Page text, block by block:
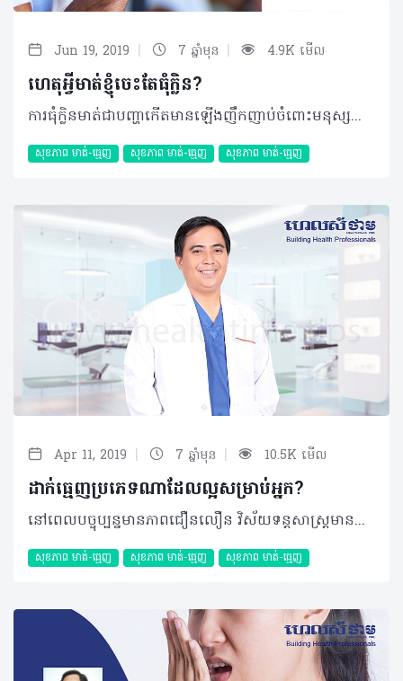
Jun 19, 2019 | 7 ឆ្នាំមុន | 4.9K មើល
ហេតុអ្វីមាត់ខ្ញុំចេះតែធុំក្លិន?
ការធុំក្លិនមាត់ជាបញ្ហាកើតមានឡើងញឹកញាប់ចំពោះមនុស្សគ្រប់វ័យទាំងអស់ ហើយដោយសារតែក្លិនមាត់នេះបានធ្វើឲ្យអ្នកមានអារម្មណ៍ខ្មាសអៀន និងពិបាកក្នុងការទំនាក់ទំនងជាមួយមនុស្សនៅជុំវិញខ្លួន។ សំណួរ៖ ខ្ញុំមានអាយុ ៣២ឆ្នាំ ភេទប្រុស រស់នៅទីក្រុងភ្នំពេញ។ ពេលខ្ញុំបាទនិយាយស្តីជាមួយអ្នកដទៃហាក់ដូចជាគ្មានទំនុកចិត្តលើខ្លួនឯងសោះព្រោះពេលនិយាយម្តងៗមាត់ខ្លួនឯងមានក្លិនមិនល្អហើយខ្លាចជះក្លិនដល់អ្នកដទៃ។ តើលោកទន្តបណ្ឌិតអាចជម្រាបបានទេថា តើក្លិនមាត់មិនល្អនេះបណ្តាលមកពីមូលហេតុអ្វី ហើយតើព្យាបាលតាមវិធីណា? ចម្លើយ៖ ក្លិនមាត់មិនល្អបណ្តាលមកពីកត្តាជាច្រើន ប៉ុន្តែក៏មានចំណុចមួយចំនួនគួរឲ្យចាប់អារម្មណ៍ដូចជា៖ • ការដុសសម្អាតធ្មេញមិនបានត្រឹមត្រូវស្អាតល្អ។ ការបន្សល់ទុកនូវកាកសំណល់អាហារនៅលើផ្ទៃនៃគល់អណ្តាតនៅតាមចន្លោះធ្មេញ និងដក់ក្រោមអញ្ចាញធ្មេញ • មានធ្មេញខូចច្រើននៅក្នុងមាត់ • មានធ្មេញដែលដាក់ពីមុនជ្រាបទឹក • មានជំងឺបំពង់ក ឬសួត • ការជក់បារី ឬប្រើប្រាស់គ្រឿងស្រវឹងច្រើនហួសប្រមាណ • ស្រេ្តស និងការធុញថប់ • ការខ្សោះជាតិទឹក • ដំបៅមាត់រុំារ៉ៃ ឬដំបៅអណ្តាត • ជំងឺរលាកប្រព័ន្ធរំលាយអាហារផងដែរ។ ដូច្នេះ ប្អូនគួរមកជួបពិនិត្យ និងពិគ្រោះជាមួយទន្តបណ្ឌិតជំនាញដើម្បីធ្វើរោគវិនិច្ឆ័យ និងមានផែនការព្យាបាលឲ្យបានត្រឹមត្រូវ។ បកស្រាយដោយ៖ ទន្តបណ្ឌិត សុខ ជា អគ្គនាយកមន្ទីរព្យាបាលមាត់ធ្មេញ សុខ ជា និងជាសាស្ត្រាចារ្យនៅសាកលវិទ្យាល័យវិទ្យាសាស្រ្តសុខាភិបាល អត្ថបទ៖​ ដកស្រង់ចេញពីទស្សនាវដ្ដី ហេលស៍ថាម ប្រូ លេខ ៨០ ©2019 រក្សាសិទ្ធិគ្រប់យ៉ាង​ដោយ Healthtime Corporation ចំពោះគ្រប់អត្ថបទដោយគ្មានផ្នែកណាមួយត្រូវបោះពុម្ពផ្សាយចូលប្រព័ន្ធអុីនធឺណែតឧបករណ៍អេឡិចត្រូនិកអាត់ជាសំឡេងឬថតចំលងគ្រប់រូបភាពដោយគ្មានការអនុញ្ញាតឡើយ
សុខភាព​​ មាត់-ធ្មេញ សុខភាព​​ មាត់-ធ្មេញ សុខភាព​​ មាត់-ធ្មេញ
Apr 11, 2019 | 7 ឆ្នាំមុន | 10.5K មើល
ដាក់ធ្មេញប្រភេទណាដែលល្អសម្រាប់អ្នក?
នៅពេលបច្ចុប្បន្នមានភាពជឿនលឿន ​វិស័យទន្តសាស្ត្រមានការរីកចម្រើន ​និងវិវឌ្ឍទៅរកអ្​វីដែលយើងតែងតែនិយមហៅថា “Technology of Digital” ឬយើងអាចធ្វើការកែតម្រូវ ទម្រង់ឆ្អឹងថ្គាមដោយបច្ចេកវិទ្យាទំនើបៗ។ នៅក្នុងនោះយើងសង្កេតឃើញការដាក់ធ្មេញឡើងវិញកំពុងតែឈានឡើង និងមានការចាប់អារម្មណ៍ច្រើនពីប្រជាជន។ ដោយឡែក វិស័យទន្តសាស្ត្រនៅប្រទេសកម្ពុជាយើងមានការរីកចម្រើន និងអភិវឌ្ឍន៍ខ្លាំងរហូតដល់មានប្រជាជនក្រៅស្រុកមកទទួលការព្យាបាល និងថែរក្សាមាត់ធ្មេញ។ ដោយហេតុនេះ ខ្ញុំសូមលើកបង្ហាញ និងពន្យល់បន្ថែមនូវប្រភេទធ្មេញដែលប្រជាជនតែងតែយកមកដាក់ដើម្បីបន្ថែមសោភ័ណភាព។ ប្រភេទធ្មេញដែលសម្រាប់ដាក់ញឹកញាប់មានដូចជា៖ 1. ប្រភេទធ្មេញលោហៈ (Metal Crown) ប្រភេទធ្មេញលោហៈមានច្រើនប្រភេទ Metal alloy ហើយប្រភេទដែលគេនិយមប្រើប្រាស់ជាងគេមាន ៣ប្រភេទរួមមានដូចជា៖ High-noble, Noble alloy និង Base metal alloy។ • Metal-noble និង Noble alloy សំដៅទៅលើមាស (Gold) ប៉ុន្តែមាសមានសភាពទន់ដូច្នេះគេបញ្ចូលនូវសារធាតុ Copper , Platinum, Palladium, Zinc, Indium និង Nickel។ ជាក់ស្តែង គេប្រើចំពោះធ្មេញខាងក្រោយ (ធ្មេញថ្គាម) ដោយវាប៉ះពាល់ទៅលើសោភ័ណភាព។ ដោយសារវាមានភាពរឹងមាំប្រើបានយូរ ហើយមិនត្រូវការកម្រាស់ធ្មេញច្រើន (០,៥ ទៅ១មិល្លីម៉ែត្រ) ប៉ុន្តែវាមានភាពប៉ះពាល់ទៅលើកំណាំធ្មេញម្ខាង (Trauma) ទៀតនៅពេលខាំកល់។ វាមានភាពរឹងតែត្រូវការកែតម្រូវនិងខាត់ឲ្យរលោងឲ្យមានសភាពងាយស្រួល ចំណេញពេលវេលារបស់អ្នកជំងឺ។ • Base Metal alloy ធ្មេញប្រភេទបែបនេះមិនសូវមានច្រើន ឬប្រើប៉ុន្មានទេ។ នៅពេលប្រៀបធៀបជាមួយ High-noble និង Noble វាមានភាពរឹងខ្លាំងដែលអាចឆាបកម្រាស់ធ្មេញបានតិច (០,២ ទៅ០,៥មិល្លីម៉ែត្រ) បាន។ វាមានសភាពរឹងខ្លាំងពិបាកកែតម្រូវ និងមានភាពលំបាកចំពោះអ្នកជំងឺ Allergy និង Nickel ។ 2. ប្រភេទធ្មេញ Titanium ចំពោះប្រភេទធ្មេញ Titanium វិញមានសភាពប្រហាក់ប្រហែលនឹង Biocompatible របស់មនុស្ស។ • Metal Ceramic វាត្រូវបានប្រើប្រាស់ជាយូរមកហើយ ប៉ុន្តែយើងសង្កេតឃើញថាវាងាយទទួលរងប្រតិកម្មជាមួយនឹងអញ្ចាញធ្មេញបំផុត។ មិនត្រឹមតែប៉ុណ្ណោះគេកំណត់ឃើញអ្នកជំងឺអាចរលាក (Sensible) ឬខ្មៅអញ្ចាញធ្មេញផងដែរ។ • Nickel-Free Ceramic ជាទូទៅត្រូវបានគេដឹងថាវាមិនមានប្រតិកម្មជាមួយអញ្ចាញធ្មេញនោះទេ គេប្រើប្រាស់វាសម្រាប់ជំនួសធ្មេញដែលខូចខាតដើម្បីបង្កើតនូវមុខងារសោភ័ណភាព និងរចនាសម្ព័ន្ធរបស់ធ្មេញឡើងវិញ ព្រមទាំងមានតម្លៃដែលអាចទទួលយកបាន។ • Titanium Ceramic វាមានសភាពល្អប្រហាក់ប្រហែលនឹងសរីរៈដែលនៅជុំវិញធ្មេញ ប៉ុន្តែវាមានតម្លៃថ្លៃ ហើយត្រូវបានគេប្រើប្រាស់ច្រើន ចំពោះអ្នកជំងឺដែលប្រតិកម្មជាមួយ Nickel ។ • Gold Ceramic វាត្រូវបានប្រើប្រាស់លើសពី ៤០០០ឆ្នាំ ហើយវាលាយជាមួយសារធាតុដទៃដូចជា Palladium, Nickel ឬ Chronium ដែលជួយបង្កើនភាពរឹងមាំ និងកាត់បន្ថយតម្លៃ។ វាមានសភាពល្អដោយកាត់បន្ថយនូវអាល្លែកហ្ស៊ីបានច្រើន។ 3. Zirconium Teeth ធ្មេញប្រភេទ Zirconium បង្កើតឡើងដោយ Zirconium dioxide (ZrO2) ដែលមានសភាពរឹងមាំ ហើយត្រូវបានរកឃើញដោយជនជាតិអាល្លឺម៉ង់ឈ្មោះM.H Klaproth នៅក្នុងឆ្នាំ ១៧៨៩។ ដោយឡែក នៅឆ្នាំ ១៩៦០ ធ្មេញប្រភេទ Zirconium ត្រូវបានប្រើប្រាស់នៅក្នុងវិស័យវេជ្ជសាស្រ្ត ហើយទសវត្សរ៍ ១៩៩០ ធ្មេញប្រភេទនេះត្រូវបានគេដាក់ប្រើប្រាស់នៅក្នុងវិស័យទន្តសាស្រ្តផងដែរ។ ជាក់ស្តែងចំពោះធ្មេញប្រភេទ Zirconium មានគុណសម្បត្តិ និងគុណវិបត្តិមួយចំនួនដូចជា៖ គុណសម្បត្តិ • ពណ៌មានសភាពប្រហាក់ប្រហែលនឹងធ្មេញធម្មជាតិ • វាមានសភាពរឹងមាំ ហើយមិនចាំបាច់ឆាបធ្មេញកំណើតច្រើន (Fram Zirconium) • ជួយបង្កើនសោភ័ណភាពដោយ Layered with Porcelain • Zirconium Crown អាចភ្ជាប់បាន ( Bonded ឬ Cemented) ដោយម៉ាស៊ីនភ្ជាប់ធ្មេញច្រើនប្រភេទ • Zirconium អាចរចនានៅក្នុងកុំព្យូទ័រមុនពេលផលិត • សារធាតុផ្សំមានសភាពដូចធ្មេញធម្មជាតិ ពិសេសវាមិនសូវមានប្រតិកម្មជាមួយបង្គោលនៅក្នុងឆ្អឹងថ្គាម។ គុណវិបត្តិ • តម្លៃនៃការធ្វើធ្មេញ Zirconium មានតម្លៃថ្លៃដូច្នេះនៅពេលធ្វើ ឬកែសម្រួល Occulusion (ផ្ទៃទំពារ) មិនបានត្រឹមត្រូវ • អាចធ្វើឲ្យឈឺធ្មេញធម្មជាតិ (Antagonist teeth)។ 4. Emax –System វាបង្កើតដោយសារធាតុ Lithium disilicate glass, Lithium dioxide, Phosphoroxide, Alumina, Potassium oxide និង Trace elements។ វាមានភាពល្បីល្បាញយ៉ាងឆាប់រហ័សដោយសារសោភ័ណភាព (Excellent esthetic) ព្រមទាំងប្រើប្រាស់បានយូរ និងរឹងមាំ (Strength)។ លើសពីនេះ វាមានសភាពល្អប្រសើរចំពោះធ្មេញមុខនិង Veneer ។ ដោយឡែក Emax មានតម្លៃថ្លៃ មិនប្រើសម្រាប់ធ្មេញថ្គាម ឬធ្មេញក្រោម មិនប្រើសម្រាប់អ្នកដែលមានធ្មេញខ្មៅខ្លាំង និងធ្វើធ្មេញតែមួយប៉ុណ្ណោះ។ ចំពោះអ្នកដែលអាចទទួលការធ្វើ Emax-System គឺ៖ • Stained teeth៖ មានសភាពឆ្លុះថ្លា (Highly transclucent) និងអ្នកដែលមានធ្មេញមិនស្អាត។ • Crooked teeth៖ វាអាចជួយកែចំពោះធ្មេញមុខដែលមានភាពវៀច ឬមិនត្រង់ជួរ • Root canal teeth៖ ធ្មេញដែលបានព្យាបាលរួចមានភាពផុយស្រួយ ឆាប់ខូច និងមានបញ្ហារន្ធឫសធ្មេញ • Fractured teeth៖ ធ្មេញដែលខូច ព្រោះតែរោគពុកធ្មេញ ឬការប៉ះទង្គិច។ មូលហេតុមួយចំនួនដែលជ្រើសរើសយក Emax-System គឺ៖ • វាមានពណ៌ថ្លាប្រហាក់ប្រហែលនឹងធ្មេញធម្មជាតិ • All Ceramic Prosthetic៖ ដោយមិនមាន Metal alloy (សារធាតុលោហៈក្នុងការធ្វើធ្មេញ) ដូច្នេះវាជួយកាត់បន្ថយអញ្ចាញពណ៌ខ្មៅ និងអាចមើលទៅប្រហាក់ប្រហែលនឹងធ្មេញធម្មជាតិ • Durability៖ ដោយ E-max ធ្វើឡើងពី Lithiumdislocate ដូច្នេះវាមានភាពរឹងមាំខ្លាំង ហើយ E-max អាចជួយកាត់បន្ថយស្រាំ ឬបាក់នៅក្នុងពេលប្រើប្រាស់ • Ability to milled ៖ មានភាពងាយស្រួលក្នុងការធ្វើដោយ CAD, CAM milling • Conservation of teeth structure៖ វាមានសភាពរឹងមាំ។ បកស្រាយដោយ៖ ទន្តបណ្ឌិត ឃុយ មករា ប្រធានគ្លីនិកធ្មេញ ឃុយ មករា អត្ថបទ៖ ដកស្រង់ចេញពីទស្សនាវដ្ដី ហេលស៍ថាម ប្រូ លេខ ៧៨ ©2019 រក្សាសិទ្ធិគ្រប់យ៉ាង​ដោយ Healthtime Corporation ចំពោះគ្រប់អត្ថបទដោយគ្មានផ្នែកណាមួយត្រូវបោះពុម្ពផ្សាយចូល ប្រព័ន្ធអុីនធឺណែតឧបករណ៍អេឡិចត្រូនិកអាត់ជាសំឡេងឬថតចំលងគ្រប់រូបភាពដោយគ្មានការអនុញ្ញាតឡើយ
សុខភាព​​ មាត់-ធ្មេញ សុខភាព​​ មាត់-ធ្មេញ សុខភាព​​ មាត់-ធ្មេញ